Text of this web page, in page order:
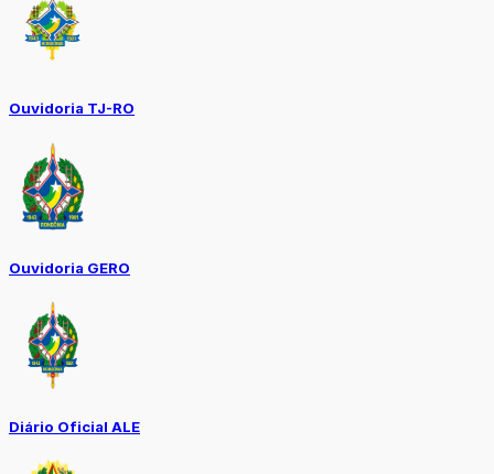
Ouvidoria TJ-RO
Ouvidoria GERO
Diário Oficial ALE